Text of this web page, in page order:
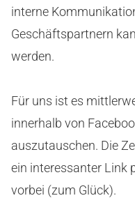
interne
Geschäftspartnern
werden.
Für uns ist es
innerhalb von
auszutauschen. Die
ein interessanter Link
vorbei (zum Glück).